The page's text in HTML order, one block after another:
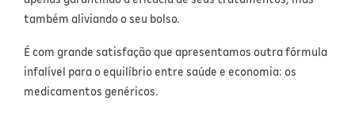
também aliviando o seu bolso.
É com grande satisfação que apresentamos outra fórmula
infalível para o equilíbrio entre saúde e economia: os
medicamentos genéricos.
Cardiovasculares
Hipertensão
Facial
Banho e Higiene
Petshop
Vitaminas
Ver todos
Lenços